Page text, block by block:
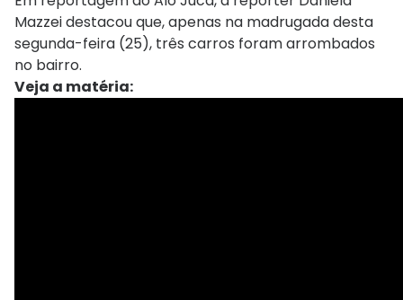
Mazzei destacou que, apenas na madrugada desta
segunda-feira (25), três carros foram arrombados
no bairro.
Veja a matéria: